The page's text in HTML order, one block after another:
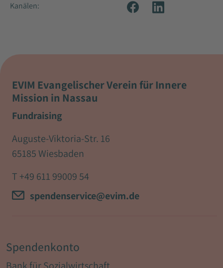
Kanälen:
EVIM Evangelischer Verein für Innere
Mission in Nassau
Fundraising
Auguste-Viktoria-Str. 16
65185 Wiesbaden
T +49 611 99009 54
spendenservice@evim.de
Spendenkonto